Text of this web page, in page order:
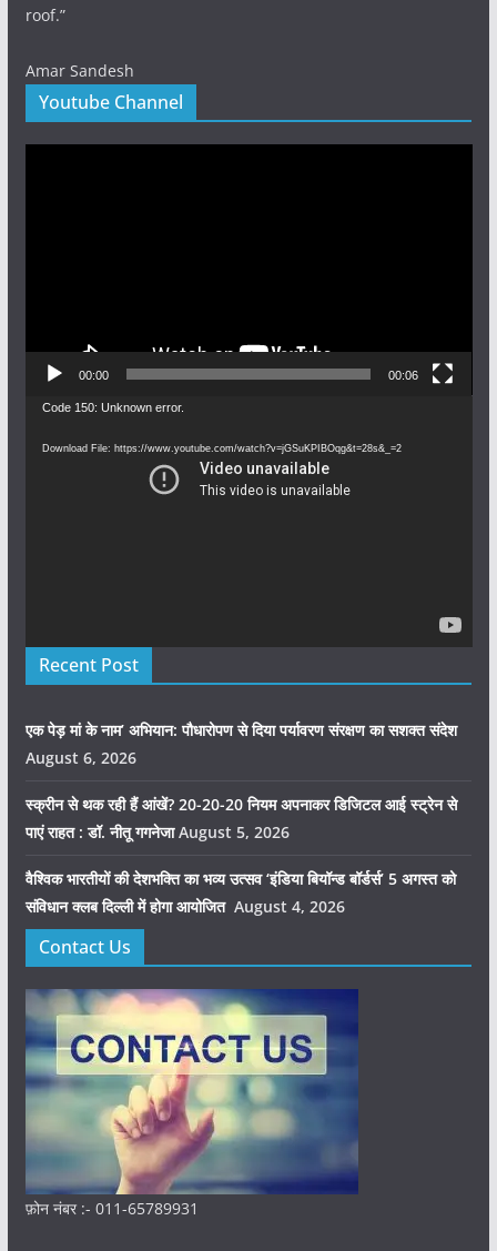
roof.”
Amar Sandesh
Youtube Channel
00:00 00:06
Video
Code 150: Unknown error.
Download File: https://www.youtube.com/watch?v=jGSuKPIBOqg&t=28s&_=2
Recent Post
एक पेड़ मां के नाम’ अभियान: पौधारोपण से दिया पर्यावरण संरक्षण का सशक्त संदेश
August 6, 2026
स्क्रीन से थक रही हैं आंखें? 20-20-20 नियम अपनाकर डिजिटल आई स्ट्रेन से
पाएं राहत : डॉ. नीतू गगनेजा August 5, 2026
वैश्विक भारतीयों की देशभक्ति का भव्य उत्सव ‘इंडिया बियॉन्ड बॉर्डर्स’ 5 अगस्त को
संविधान क्लब दिल्ली में होगा आयोजित August 4, 2026
Contact Us
फ़ोन नंबर :- 011-65789931